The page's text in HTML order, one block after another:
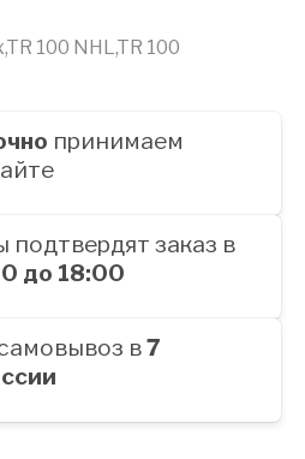
100 NHL,TR 100
принимаем
заказ в
до 18:00
в7